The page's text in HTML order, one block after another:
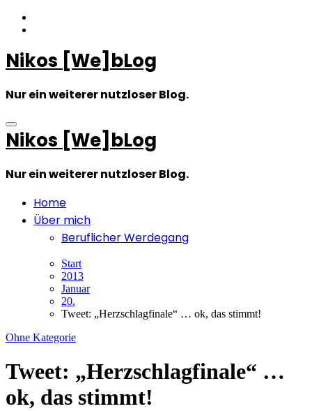
Zum
Inhalt
Nikos [We]bLog
Nur ein weiterer nutzloser Blog.
Nikos [We]bLog
Nur ein weiterer nutzloser Blog.
Home
Über mich
Beruflicher Werdegang
Start
2013
Januar
20.
Tweet: „Herzschlagfinale“ … ok, das stimmt!
Ohne Kategorie
Tweet: „Herzschlagfinale“ …
ok, das stimmt!